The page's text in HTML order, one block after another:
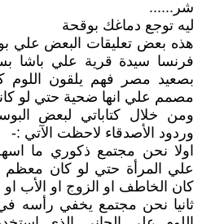
شر......
ليه توجع دماغك بوقحة
هذه بعض تعليقات البعض علي
فرنسا سيدة قرية علي باشا
بصعيد مصر فهم يلقون اللوم
مصمم علي انها ضحية حتي لو
ومن خلال كتاباتي لبعض
وردود الأصدقاء لاحظت الآتي :-
اولا نحن مجتمع ذكوري ما
علي المرأة حتي لو كان
كان الخاطف او الزوج او الأب او
ثانيا نحن مجتمع يخفي رأسه في